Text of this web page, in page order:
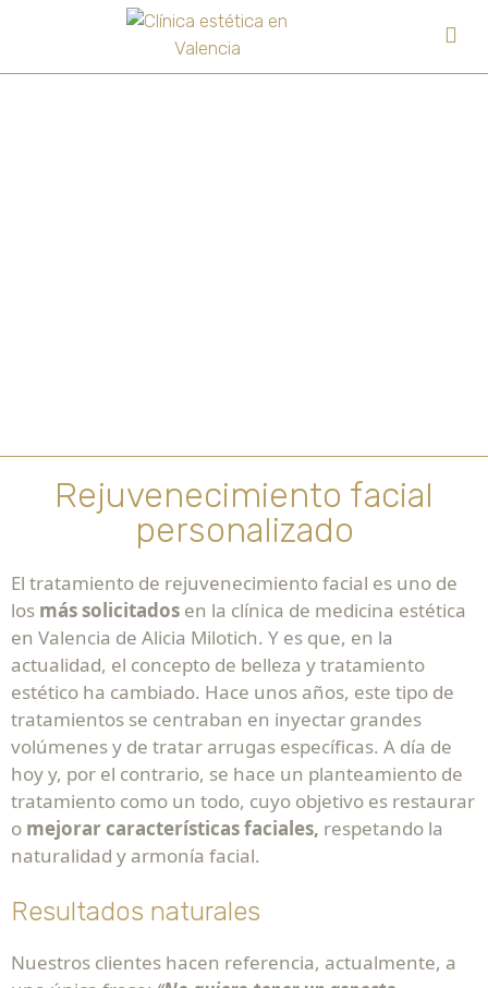
Rejuvenecimiento facial
personalizado
El tratamiento de rejuvenecimiento facial es uno de
los más solicitados en la clínica de medicina estética
en Valencia de Alicia Milotich. Y es que, en la
actualidad, el concepto de belleza y tratamiento
estético ha cambiado. Hace unos años, este tipo de
tratamientos se centraban en inyectar grandes
volúmenes y de tratar arrugas específicas. A día de
hoy y, por el contrario, se hace un planteamiento de
tratamiento como un todo, cuyo objetivo es restaurar
o mejorar características faciales, respetando la
naturalidad y armonía facial.
Resultados naturales
Nuestros clientes hacen referencia, actualmente, a